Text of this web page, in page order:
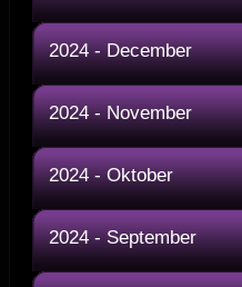
2024 - December
2024 - November
2024 - Oktober
2024 - September